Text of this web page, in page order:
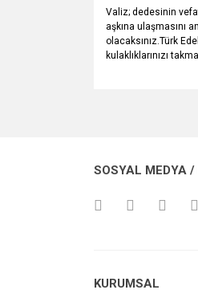
Valiz; dedesinin
aşkına ulaşmasını
olacaksınız.Türk
kulaklıklarınızı
Ürün
SOSYAL MEDYA
KURUMSAL